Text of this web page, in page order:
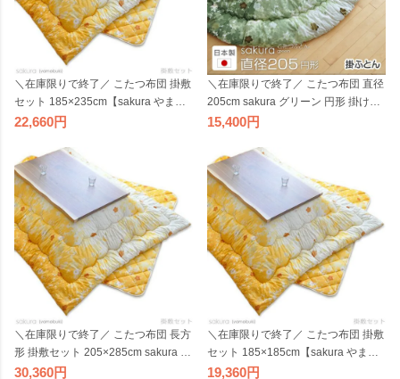
＼在庫限りで終了／ こたつ布団 掛敷
セット 185×235cm【sakura やまぶ
き セット 】長方形 こたつ掛け布団
イエロー 国産 日本製 ビッグモリー
ズ
22,660
＼在庫限りで終了／ こたつ布団 直径
205cm sakura グリーン 円形 掛け布
団 桜 円型 丸 こたつ掛布団 こたつふ
形 ビッグモリーズ
15,400
＼在庫限りで終了／ こたつ布団 長方
形 掛敷セット 205×285cm sakura や
まぶき セット こたつ掛け布団こたつ
30,360
＼在庫限りで終了／ こたつ布団 掛敷
セット 185×185cm【sakura やまぶ
き セット 】正方形 桜 こたつ掛け
19,360